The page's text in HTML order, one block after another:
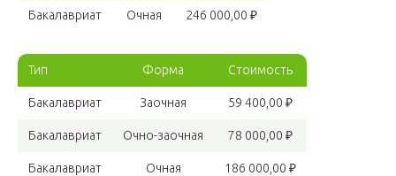
Бакалавриат Очная 246 000,00 ₽
Тип Форма Стоимость
Бакалавриат Заочная 59 400,00 ₽
Бакалавриат Очно-заочная 78 000,00 ₽
Бакалавриат Очная 186 000,00 ₽